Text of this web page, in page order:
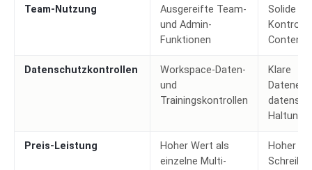
Team-Nutzung
Ausgereifte Team-
und Admin-
Funktionen
Solide
Content-
Datenschutzkontrollen
Workspace-Daten-
und
Trainingskontrollen
Klare
Haltung
Preis-Leistung
Hoher Wert als
einzelne Multi-
Hoher
Schreib-